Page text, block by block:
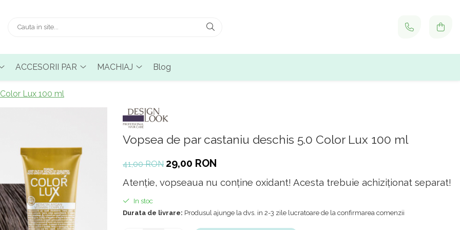
ACCESORII PAR MACHIAJ Blog
Lux 100 ml
Vopsea de par castaniu deschis 5.0 Color Lux 100 ml
41,00 RON 29,00 RON
Atenție, vopseaua nu conține oxidant! Acesta trebuie achiziționat separat!
In stoc
Durata de livrare: Produsul ajunge la dvs. in 2-3 zile lucratoare de la confirmarea comenzii